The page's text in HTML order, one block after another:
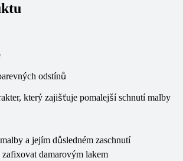
odstínů
který zajišťuje pomalejší schnutí malby
a jejím důsledném zaschnutí
zafixovat damarovým lakem